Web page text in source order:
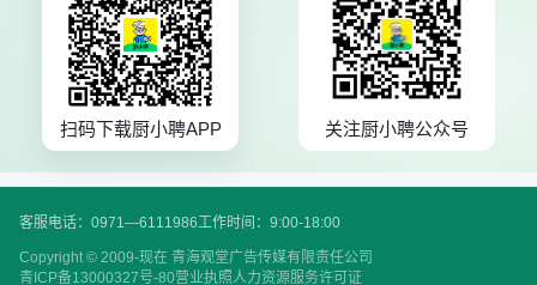
扫码下载厨小聘APP 关注厨小聘公众号
客服电话：0971—6111986工作时间：9:00-18:00
Copyright © 2009-现在 青海观堂广告传媒有限责任公司
青ICP备13000327号-80营业执照人力资源服务许可证